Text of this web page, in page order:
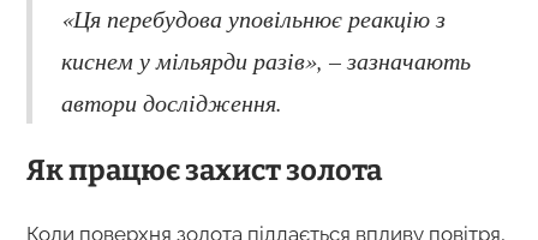
«Ця перебудова уповільнює реакцію з
киснем у мільярди разів», – зазначають
автори дослідження.
Як працює захист золота
Коли поверхня золота піддається впливу повітря,